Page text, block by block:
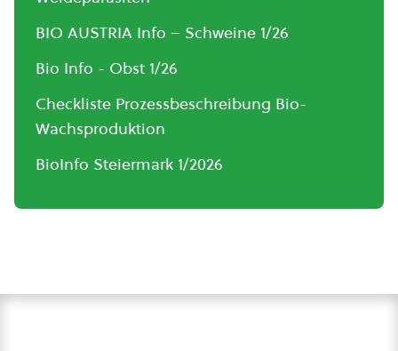
BIO AUSTRIA Info – Schweine 1/26
Bio Info - Obst 1/26
Checkliste Prozessbeschreibung Bio-
Wachsproduktion
BioInfo Steiermark 1/2026